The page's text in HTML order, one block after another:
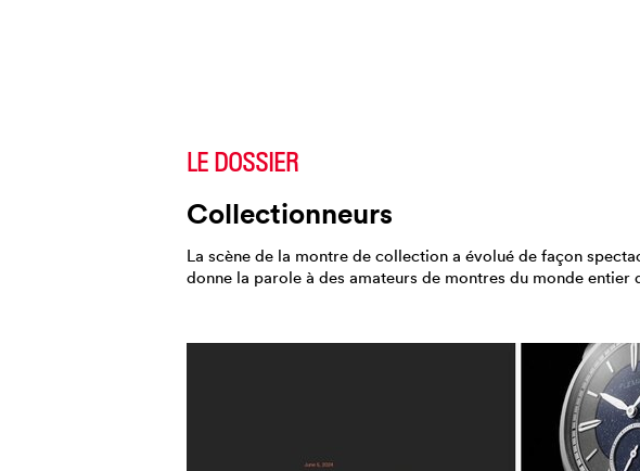
LE DOSSIER
Collectionneurs
La scène de la montre de collection a évolué de façon
donne la parole à des amateurs de montres du monde entier